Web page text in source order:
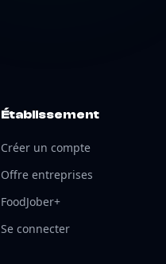
Établissement
Créer un compte
Offre entreprises
FoodJober+
Se connecter